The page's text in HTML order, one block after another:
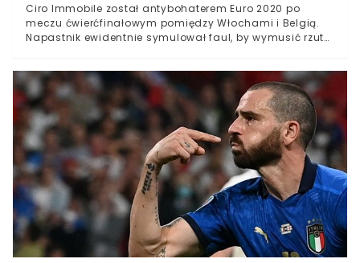
Ciro Immobile został antybohaterem Euro 2020 po
meczu ćwierćfinałowym pomiędzy Włochami i Belgią.
Napastnik ewidentnie symulował faul, by wymusić rzut
zawodnika nie rozumie m.in. Michael Ballack.
Legendarny piłkarz nie zostawił suchej nitki na włoskim
gwiazdorze.Ciro Immobile został antybohaterem
pojedynku Włochów z Belgami w ćwierćfinale Euro
2020Włoski napastnik symulował kontuzję, jednak gdy
jego koledzy zdobyli gola, nagle w cudowny sposób
ozdrowiałZachowania Immobile nie rozumie
legendarny niemiecki piłkarz Michael BallackWicemistrz
świata z 2002 roku nie zostawił suchej nitki na
gwiazdorze “Squadra Azzurra”Ciro Immobile musi się
zmierzyć z ogromną krytyką. Wszystko przez jego
niesportowe zachowanie w trakcie meczu z Belgią i
udawanie urazu. Legenda niemieckiej piłki, Michael